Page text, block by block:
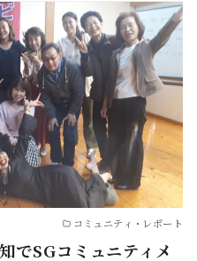
コミュニティ・レポート
でSGコミュニティメ